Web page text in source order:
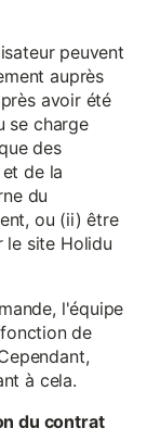
peuvent
auprès
avoir été
se charge
des
de la
du
ou (ii) être
le site Holidu
l'équipe
de
à cela.
du contrat